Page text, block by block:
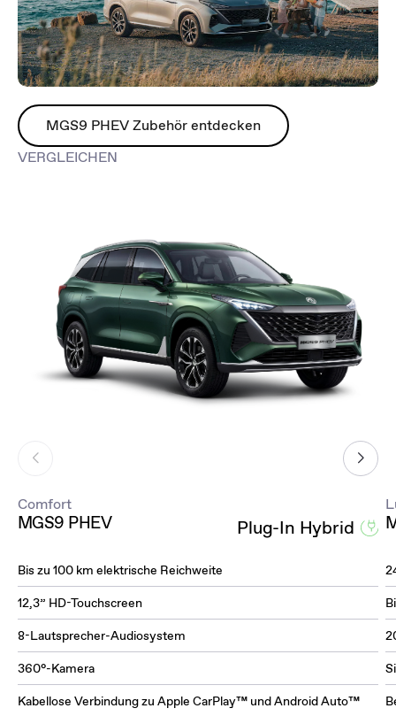
MGS9 PHEV Zubehör entdecken
VERGLEICHEN
Comfort
MGS9 PHEV Plug-In Hybrid
Bis zu 100 km elektrische Reichweite
12,3” HD-Touchscreen
8-Lautsprecher-Audiosystem
360°-Kamera
Kabellose Verbindung zu Apple CarPlay™ und Android Auto™